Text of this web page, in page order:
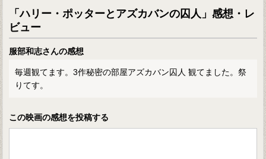
「ハリー・ポッターとアズカバンの囚人」感想・レ
ビュー
服部和志さんの感想
毎週観てます。3作秘密の部屋アズカバン囚人 観てました。祭
りてす。
この映画の感想を投稿する